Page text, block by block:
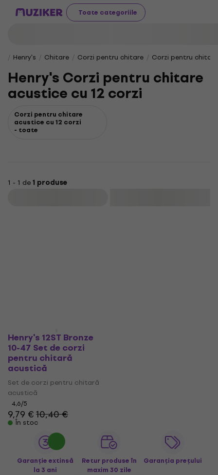
Toate categoriile
Henry's Chitare Corzi pentru chitare Corzi pentru
Henry's Corzi pentru chitare
acustice cu 12 corzi
Corzi pentru chitare
acustice cu 12 corzi
- toate
1 - 1 de1 produse
Henry's 12ST Bronze
10-47 Set de corzi
pentru chitară
acustică
Set de corzi pentru chitară
acustică
4,6/5
9,79 €10,40 €
În stoc
Garanție extinsă
la 3 ani
Retur produse în
maxim 30 zile
Garanția prețului